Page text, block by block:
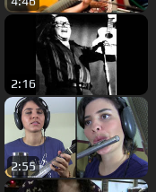
2:16
2:55